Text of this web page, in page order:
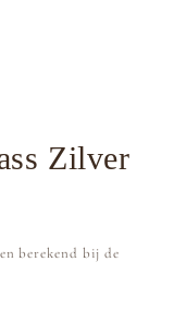
Zilver
berekend bij de